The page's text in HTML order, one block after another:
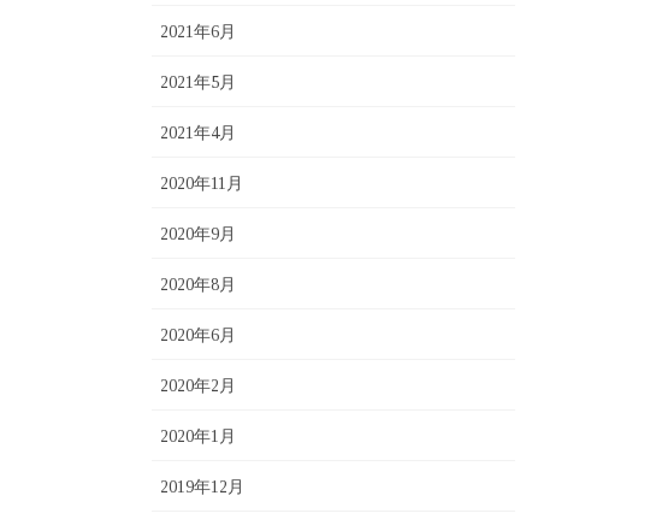
2021年6月
2021年5月
2021年4月
2020年11月
2020年9月
2020年8月
2020年6月
2020年2月
2020年1月
2019年12月